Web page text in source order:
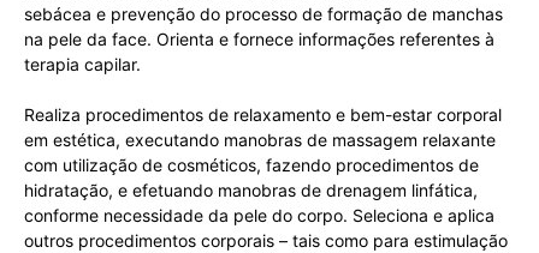
sebácea e prevenção do processo de formação de manchas
na pele da face. Orienta e fornece informações referentes à
terapia capilar.
Realiza procedimentos de relaxamento e bem-estar corporal
em estética, executando manobras de massagem relaxante
com utilização de cosméticos, fazendo procedimentos de
hidratação, e efetuando manobras de drenagem linfática,
conforme necessidade da pele do corpo. Seleciona e aplica
outros procedimentos corporais – tais como para estimulação